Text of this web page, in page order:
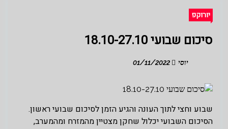
יורוקפ
סיכום שבועי 18.10-27.10
יוסי
שבוע וחצי לתוך העונה והגיע הזמן לסיכום שבועי ראשון.
הסיכום השבועי יכלול שחקן מצטיין מהמזרח ומהמערב,